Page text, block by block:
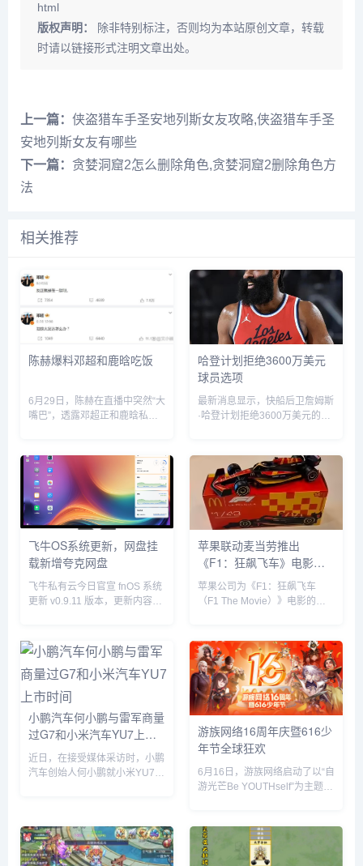
html
版权声明：
除非特别标注，否则均为本站原创文章，转载
时请以链接形式注明文章出处。
上一篇： 侠盗猎车手圣安地列斯女友攻略,侠盗猎车手圣
安地列斯女友有哪些
下一篇： 贪婪洞窟2怎么删除角色,贪婪洞窟2删除角色方
法
相关推荐
陈赫爆料邓超和鹿晗吃饭
6月29日，陈赫在直播中突然“大
嘴巴”，透露邓超正和鹿晗私下
自己也去吃饭了”。没想到，当
天邓超就在微博发文回应：“反
正就是在一起呗”，配文简短却...
哈登计划拒绝3600万美元
球员选项
最新消息显示，快船后卫詹姆斯
·哈登计划拒绝3600万美元的球
飞牛OS系统更新，网盘挂
载新增夸克网盘
飞牛私有云今日官宣 fnOS 系统
更新 v0.9.11 版本，更新内容包
置、优化硬盘类型（HDD、
SSD）的识别等。飞牛 f...
苹果联动麦当劳推出
《F1：狂飙飞车》电影套
餐
苹果公司为《F1：狂飙飞车
（F1 The Movie）》电影的全
味合作，粉丝们可以购买 F1 主
题套餐，并把独家定制的迷你赛
车带回家。...
小鹏汽车何小鹏与雷军商量
过G7和小米汽车YU7上市
时间
近日，在接受媒体采访时，小鹏
汽车创始人何小鹏就小米YU7的
间进行了多次深入讨论。在交流
过程中，何小鹏对小米YU7的...
游族网络16周年庆暨616少
年节全球狂欢
6月16日，游族网络启动了以“自
游光芒Be YOUTHself”为主题的
狂欢嘉年华，更集结了旗下产品
为全球玩家带来了庆生版本更新
及包含616...